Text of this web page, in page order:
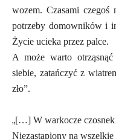
wozem. Czasami czegoś
potrzeby domowników i
Życie ucieka przez palce.
A może warto
siebie, zatańczyć z
zło”.
„[…] W warkocze czosnek
Niezastąpiony na wszelkie